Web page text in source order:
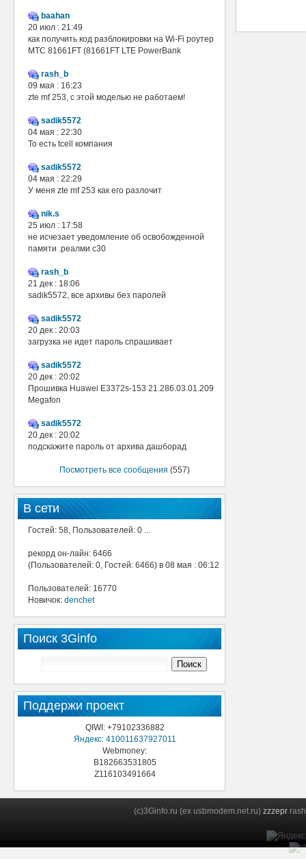
baahan
20 июл : 21:49
как получить код разблокировки на Wi-Fi роутер
МТС 81661FT (81661FT LTE PowerBank
rash_b
09 мая : 16:23
zte mf 253, с этой моделью не работаем!
sadik5572
04 мая : 22:30
То есть tcell компания
sadik5572
04 мая : 22:29
У меня zte mf 253 как его разлочит
nik.s
25 июл : 17:58
не исчезает уведомление об освобожденной
памяти .реалми с30
rash_b
21 дек : 18:06
sadik5572, все архивы без паролей
sadik5572
20 дек : 20:03
загрузка не идет пароль спрашивает
sadik5572
20 дек : 20:02
Прошивка Huawei E3372s-153 21.286.03.01.209
Megafon
sadik5572
20 дек : 20:02
подскажите пароль от архива дашборад
Посмотреть все сообщения (557)
В сети
Гостей: 58, Пользователей: 0 ...
рекорд он-лайн: 6466
(Пользователей: 0, Гостей: 6466) в 08 мая : 06:12
Пользователей: 16770
Новичок: denchet
Поиск 3Ginfo
Поддержи проект
QIWI: +79102336882
Яндекс: 410011637927011
Webmoney:
B182663531805
Z116103491664
(c)3Ginfo.ru (ex usbmodem.net.ru) zzzepr